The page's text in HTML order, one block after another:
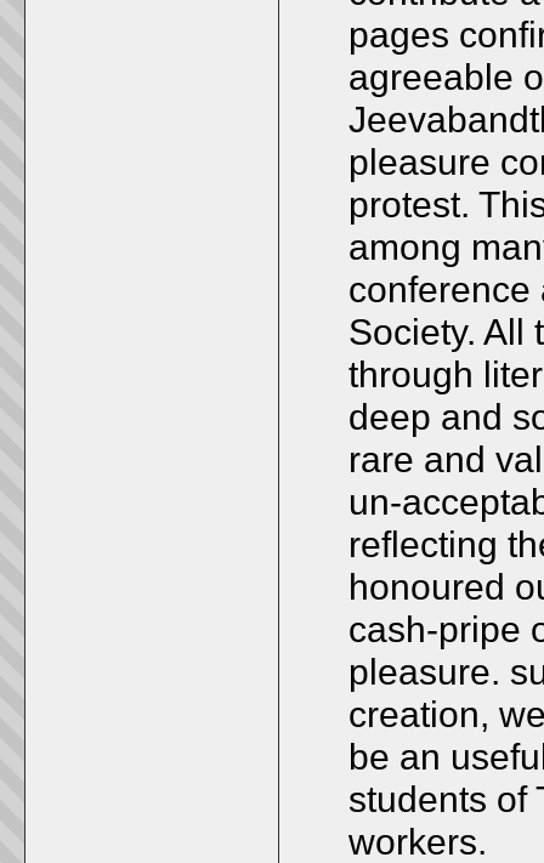
pages
agreeable
pleasure
protest.
among
conference
Society. All
through
deep and
rare and
un-
reflecting
honoured
cash-pripe
pleasure.
creation,
be an
students of
workers.